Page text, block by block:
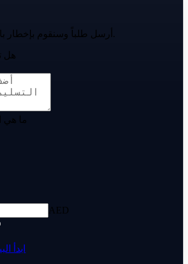
أرسل طلباً وسنقوم بإخطار بائعينا لتلبية متطلباتك.
هل
ما هي
AED
ابدأ